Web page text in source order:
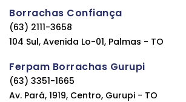
Borrachas Confiança
(63) 2111-3658
104 Sul, Avenida Lo-01, Palmas - TO
Ferpam Borrachas Gurupi
(63) 3351-1665
Av. Pará, 1919, Centro, Gurupi - TO